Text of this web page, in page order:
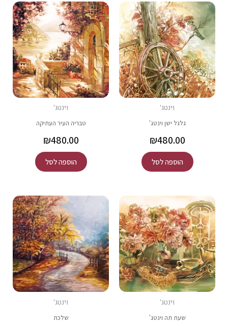
וינטג'
גלגל ישן וינטג'
₪480.00
הוספה לסל
וינטג'
טבריה העיר העתיקה
₪480.00
הוספה לסל
וינטג'
שעת תה וינטג'
וינטג'
שלכת